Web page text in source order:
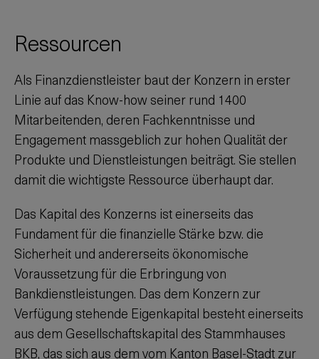
Ressourcen
Als Finanzdienstleister baut der Konzern in erster
Linie auf das Know-how seiner rund 1400
Mitarbeitenden, deren Fachkenntnisse und
Engagement massgeblich zur hohen Qualität der
Produkte und Dienstleistungen beiträgt. Sie stellen
damit die wichtigste Ressource überhaupt dar.
Das Kapital des Konzerns ist einerseits das
Fundament für die finanzielle Stärke bzw. die
Sicherheit und andererseits ökonomische
Voraussetzung für die Erbringung von
Bankdienstleistungen. Das dem Konzern zur
Verfügung stehende Eigenkapital besteht einerseits
aus dem Gesellschaftskapital des Stammhauses
BKB, das sich aus dem vom Kanton Basel-Stadt zur